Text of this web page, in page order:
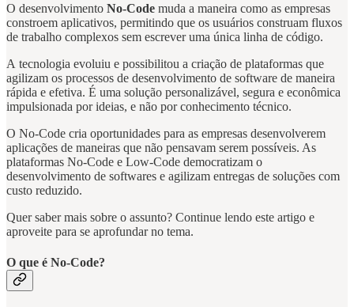
O desenvolvimento No-Code muda a maneira como as empresas
constroem aplicativos, permitindo que os usuários construam fluxos
de trabalho complexos sem escrever uma única linha de código.
A tecnologia evoluiu e possibilitou a criação de plataformas que
agilizam os processos de desenvolvimento de software de maneira
rápida e efetiva. É uma solução personalizável, segura e econômica
impulsionada por ideias, e não por conhecimento técnico.
O No-Code cria oportunidades para as empresas desenvolverem
aplicações de maneiras que não pensavam serem possíveis. As
plataformas No-Code e Low-Code democratizam o
desenvolvimento de softwares e agilizam entregas de soluções com
custo reduzido.
Quer saber mais sobre o assunto? Continue lendo este artigo e
aproveite para se aprofundar no tema.
O que é No-Code?